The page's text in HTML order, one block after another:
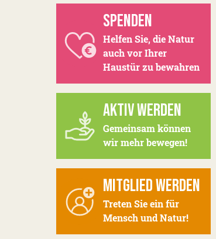
SPENDEN
Helfen Sie, die Natur
auch vor Ihrer
Haustür zu bewahren
AKTIV WERDEN
Gemeinsam können
wir mehr bewegen!
MITGLIED WERDEN
Treten Sie ein für
Mensch und Natur!